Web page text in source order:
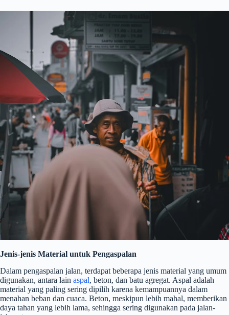
Jenis-jenis Material untuk Pengaspalan
Dalam pengaspalan jalan, terdapat beberapa jenis material yang umum
digunakan, antara lain aspal, beton, dan batu agregat. Aspal adalah
material yang paling sering dipilih karena kemampuannya dalam
menahan beban dan cuaca. Beton, meskipun lebih mahal, memberikan
daya tahan yang lebih lama, sehingga sering digunakan pada jalan-